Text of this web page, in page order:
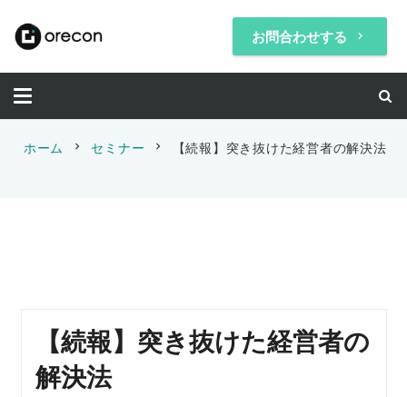
お問合わせする keyboard_arrow_right
ホーム chevron_right セミナー chevron_right 【続報】突き抜けた経営者の解決法
【続報】突き抜けた経営者の
解決法